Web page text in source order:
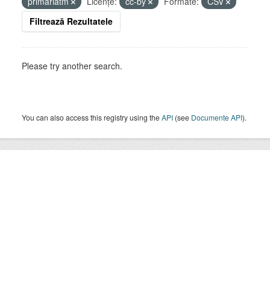
Filtrează Rezultatele
Please try another search.
You can also access this registry using theAPI (see Documente API).